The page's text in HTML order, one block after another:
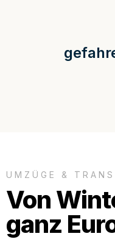
UMZÜGE &
Von
ganz